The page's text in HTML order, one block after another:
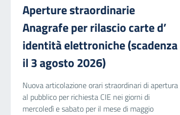
Aperture straordinarie
Anagrafe per rilascio carte d’
identità elettroniche (scadenza
il 3 agosto 2026)
Nuova articolazione orari straordinari di apertura
al pubblico per richiesta CIE nei giorni di
mercoledì e sabato per il mese di maggio